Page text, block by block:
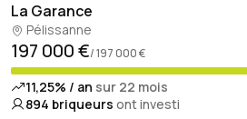
La Garance
Pélissanne
197 000 €/ 197 000 €
11,25% / an sur 22 mois
894 briqueurs ont investi